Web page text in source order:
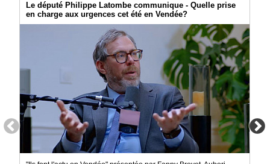
Le député Philippe Latombe communique - Quelle prise
en charge aux urgences cet été en Vendée?